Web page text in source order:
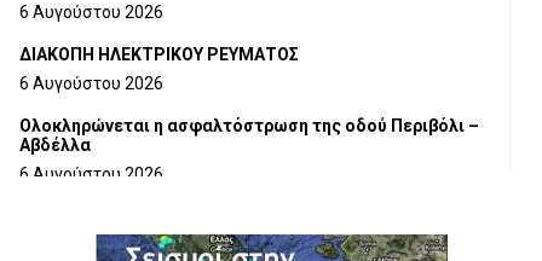
6 Αυγούστου 2026
ΔΙΑΚΟΠΗ ΗΛΕΚΤΡΙΚΟΥ ΡΕΥΜΑΤΟΣ
6 Αυγούστου 2026
Ολοκληρώνεται η ασφαλτόστρωση της οδού Περιβόλι –
Αβδέλλα
6 Αυγούστου 2026
5 Αυγούστου 2026